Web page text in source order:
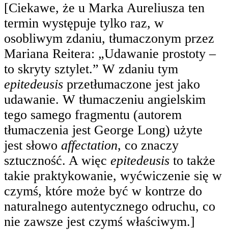
[Ciekawe, że u Marka Aureliusza ten
termin występuje tylko raz, w
osobliwym zdaniu, tłumaczonym przez
Mariana Reitera: „Udawanie prostoty –
to skryty sztylet.” W zdaniu tym
epitedeusis przetłumaczone jest jako
udawanie. W tłumaczeniu angielskim
tego samego fragmentu (autorem
tłumaczenia jest George Long) użyte
jest słowo affectation, co znaczy
sztuczność. A więc epitedeusis to także
takie praktykowanie, wyćwiczenie się w
czymś, które może być w kontrze do
naturalnego autentycznego odruchu, co
nie zawsze jest czymś właściwym.]